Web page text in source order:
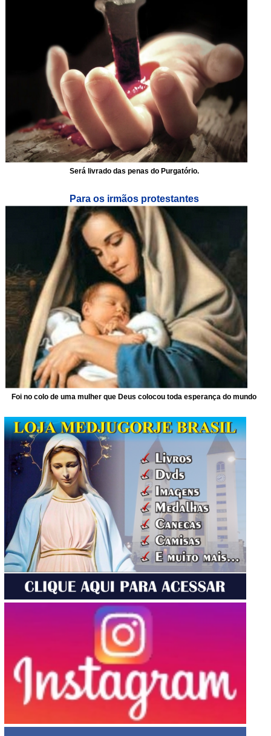
Será livrado das penas do Purgatório.
Para os irmãos protestantes
Foi no colo de uma mulher que Deus colocou toda esperança do mundo